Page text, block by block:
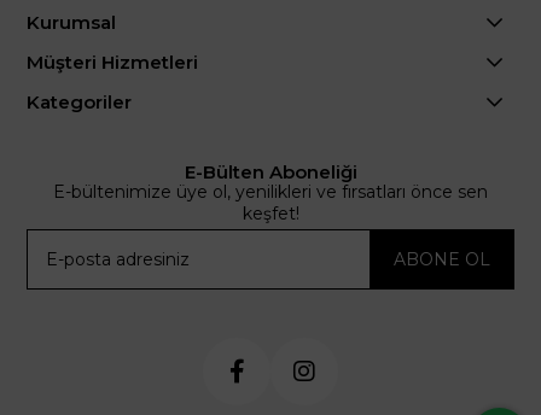
Kurumsal
Müşteri Hizmetleri
Kategoriler
E-Bülten Aboneliği
E-bültenimize üye ol, yenilikleri ve fırsatları önce sen
keşfet!
ABONE OL